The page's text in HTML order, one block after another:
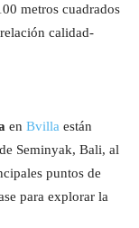
metros cuadrados
calidad-
en Bvilla están
Seminyak, Bali, al
puntos de
para explorar la